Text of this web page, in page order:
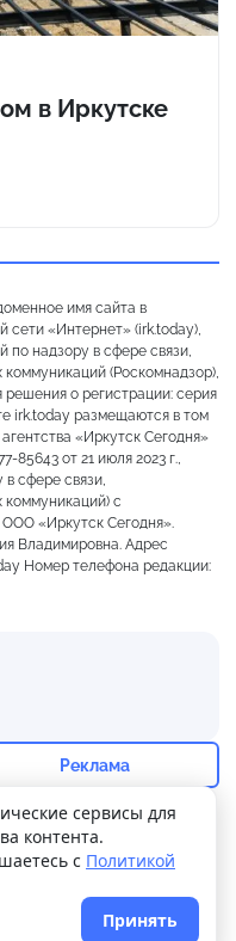
как +19
86%
в Иркутске
имя сайта в
сети «Интернет» (irk.today),
по надзору в сфере связи,
(Роскомнадзор),
о регистрации: серия
irk.today размещаются в том
«Иркутск Сегодня»
от 21 июля 2023 г.,
сфере связи,
коммуникаций) с
«Иркутск Сегодня».
Владимировна. Адрес
Номер телефона редакции:
Прислать новость
Реклама
сервисы для
контента.
с Политикой
Принять